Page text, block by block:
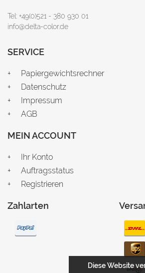
Tel: +49(0)521 - 380 930 01
info@delta-color.de
SERVICE
Papiergewichtsrechner
Datenschutz
Impressum
AGB
MEIN ACCOUNT
Ihr Konto
Auftragsstatus
Registrieren
Zahlarten
Diese Website